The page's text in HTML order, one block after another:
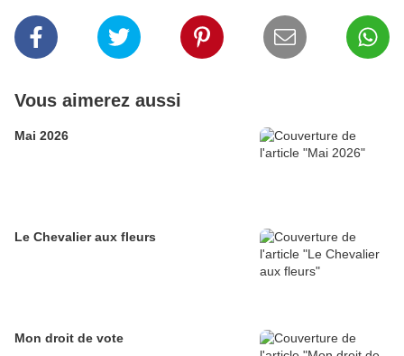
Vous aimerez aussi
Mai 2026
Le Chevalier aux fleurs
Mon droit de vote